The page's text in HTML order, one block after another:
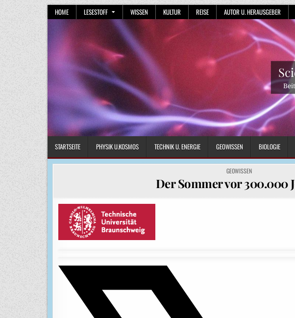
Skip
to
content
HOME LESESTOFF WISSEN KULTUR REISE AUTOR U. HERAUSGEBER
STARTSEITE PHYSIK U.KOSMOS TECHNIK U. ENERGIE GEOWISSEN BIOLOGIE
POSTED
IN
GEOWISSEN
Der Sommer vor 300.000